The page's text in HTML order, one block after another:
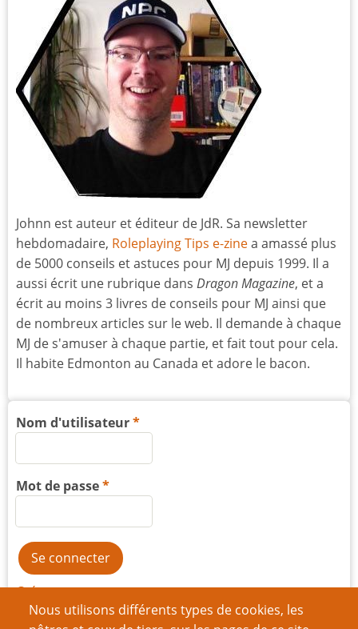
Nous utilisons différents types de cookies, les
Johnn est auteur et éditeur de JdR. Sa newsletter
hebdomadaire, Roleplaying Tips e-zinea amassé plus
de 5000 conseils et astuces pour MJ depuis 1999. Il a
aussi écrit une rubrique dans Dragon Magazine, et a
écrit au moins 3 livres de conseils pour MJ ainsi que
de nombreux articles sur le web. Il demande à chaque
MJ de s'amuser à chaque partie, et fait tout pour cela.
Il habite Edmonton au Canada et adore le bacon.
Nom d'utilisateur
Mot de passe
Créer un nouveau compte
Réinitialiser votre mot de passe